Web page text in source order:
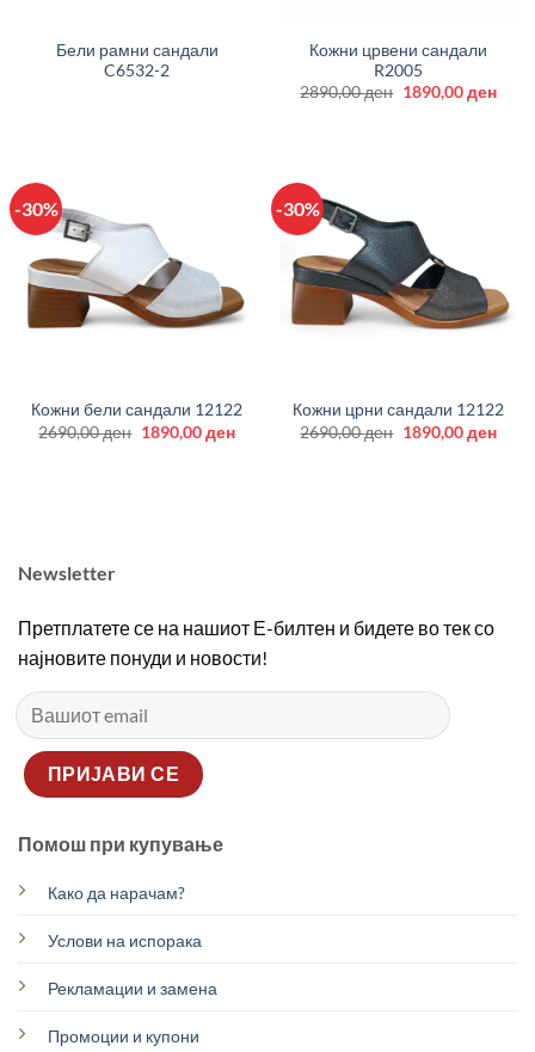
Бели рамни сандали
C6532-2
Кожни црвени сандали
R2005
2890,00ден Original
1890,00ден
-30%
Кожни бели сандали 12122
2690,00ден Original
1890,00денCurrent
-30%
Кожни црни сандали 12122
2690,00ден Original
1890,00ден
Newsletter
Претплатете се на нашиот Е-билтен и бидете во тек со
најновите понуди и новости!
Помош при купување
Како да нарачам?
Услови на испорака
Рекламации и замена
Промоции и купони